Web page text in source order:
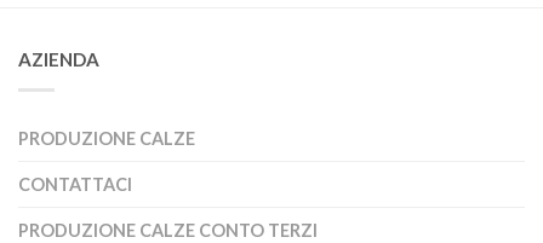
AZIENDA
PRODUZIONE CALZE
CONTATTACI
PRODUZIONE CALZE CONTO TERZI